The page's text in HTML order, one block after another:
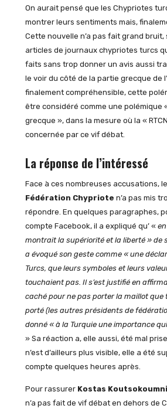
On aurait pensé que les Chypriotes
montrer leurs sentiments mais,
Cette nouvelle n’a pas fait grand bruit,
articles de journaux chypriotes turcs
faits sans trop donner un avis aussi
le voir du côté de la partie grecque de
finalement compréhensible, cette
être considéré comme une polémique
grecque », dans la mesure où la «
concernée par ce vif débat.
La réponse de l’intéressé
Face à ces nombreuses accusations,
Fédération Chypriote n’a pas mis
répondre. En quelques paragraphes,
compte Facebook, il a expliqué qu’ «
montrait la supériorité et la liberté » de
a évoqué son geste comme « une
Turcs, que leurs symboles et leurs
touchaient pas. Il s’est justifié en
caché pour ne pas porter la maillot que
porté (les autres présidents de
donné « à la Turquie une importance
» Sa réaction a, elle aussi, été mal
n’est d’ailleurs plus visible, elle a été
compte quelques heures après.
Pour rassurer Kostas
n’a pas fait de vif débat en dehors de